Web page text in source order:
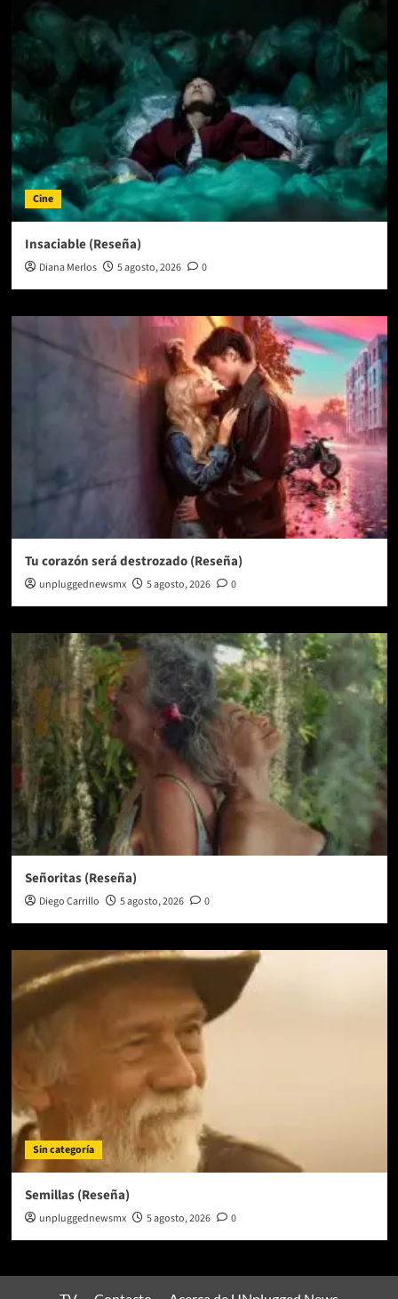
Cine
Insaciable (Reseña)
Diana Merlos 5 agosto, 2026 0
Tu corazón será destrozado (Reseña)
unpluggednewsmx 5 agosto, 2026 0
Señoritas (Reseña)
Diego Carrillo 5 agosto, 2026 0
Sin categoría
Semillas (Reseña)
unpluggednewsmx 5 agosto, 2026 0